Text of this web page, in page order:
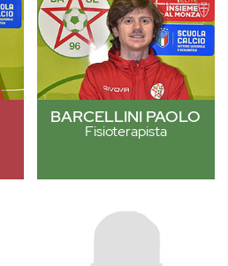
BARCELLINI PAOLO
Fisioterapista